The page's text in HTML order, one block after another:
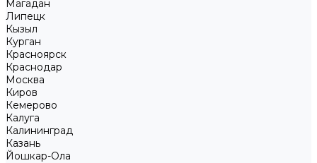
Магадан
Липецк
Кызыл
Курган
Красноярск
Краснодар
Москва
Киров
Кемерово
Калуга
Калининград
Казань
Йошкар-Ола